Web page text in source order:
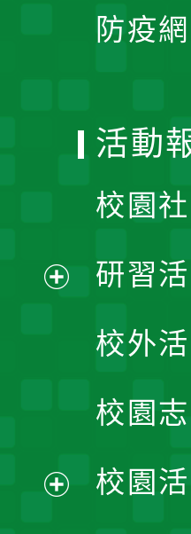
防疫
單
活動
校園
研習
校外
校園
校園